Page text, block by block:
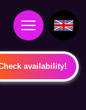
availability!